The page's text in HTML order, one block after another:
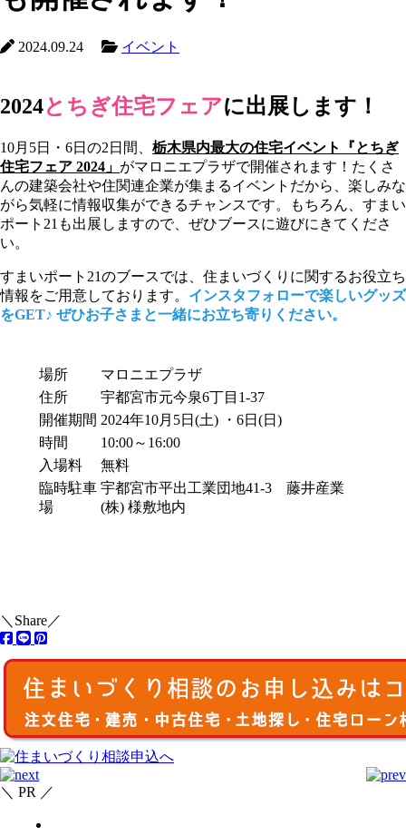
2024.09.24 イベント
2024とちぎ住宅フェアに出展します！
10月5日・6日の2日間、 栃木県内最大の住宅イベント『とちぎ
住宅フェア 2024」 がマロニエプラザで開催されます！たくさ
んの建築会社や住関連企業が集まるイベントだから、楽しみな
がら気軽に情報収集ができるチャンスです。もちろん、すまい
ポート21も出展しますので、ぜひブースに遊びにきてくださ
い。
すまいポート21のブースでは、住まいづくりに関するお役立ち
情報をご用意しております。 インスタフォローで楽しいグッズ
をGET♪ ぜひお子さまと一緒にお立ち寄りください。
場所
マロニエプラザ
住所
宇都宮市元今泉6丁目1-37
開催期間 2024年10月5日(土) ・6日(日)
時間
10:00～16:00
入場料
無料
臨時駐車
場
宇都宮市平出工業団地41-3 藤井産業
(株) 様敷地内
＼Share／
＼ PR ／